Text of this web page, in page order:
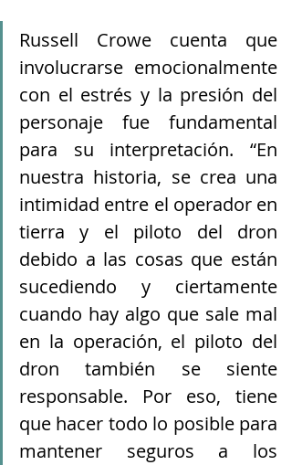
Russell Crowe cuenta que
involucrarse emocionalmente
con el estrés y la presión del
personaje fue fundamental
para su interpretación. “En
nuestra historia, se crea una
intimidad entre el operador en
tierra y el piloto del dron
debido a las cosas que están
sucediendo y ciertamente
cuando hay algo que sale mal
en la operación, el piloto del
dron también se siente
responsable. Por eso, tiene
que hacer todo lo posible para
mantener seguros a los